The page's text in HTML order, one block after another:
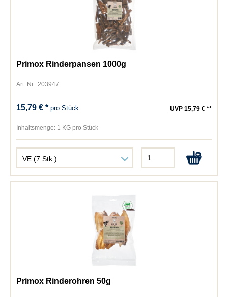
Primox Rinderpansen 1000g
Art. Nr.: 203947
15,79 € *pro Stück UVP 15,79 € **
Inhaltsmenge: 1 KG pro Stück
Primox Rinderohren 50g